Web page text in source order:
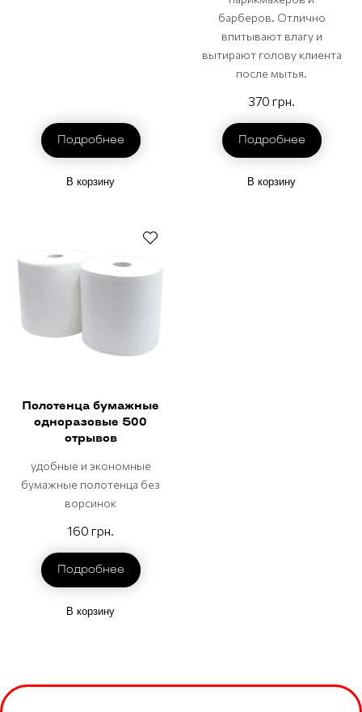
Подробнее
В корзину
барберов. Отлично
впитывают влагу и
вытирают голову клиента
после мытья.
370 грн.
Подробнее
В корзину
Полотенца бумажные
одноразовые 500
отрывов
удобные и экономные
бумажные полотенца без
ворсинок
160 грн.
Подробнее
В корзину